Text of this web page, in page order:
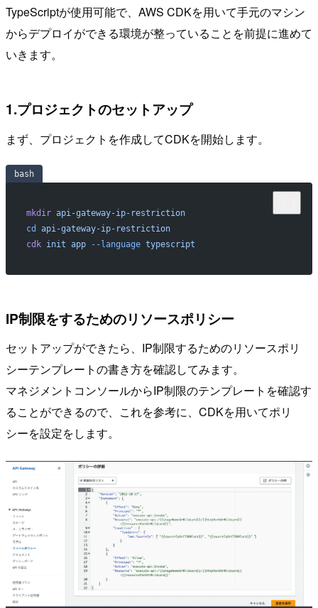
TypeScriptが使用可能で、AWS CDKを用いて手元のマシン
からデプロイができる環境が整っていることを前提に進めて
いきます。
1.プロジェクトのセットアップ
まず、プロジェクトを作成してCDKを開始します。
bash
mkdir api-gateway-ip-restriction
cd
api-gateway-ip-restriction
cdk init app --language typescript
IP制限をするためのリソースポリシー
セットアップができたら、IP制限するためのリソースポリ
シーテンプレートの書き方を確認してみます。
マネジメントコンソールからIP制限のテンプレートを確認す
ることができるので、これを参考に、CDKを用いてポリ
シーを設定をします。